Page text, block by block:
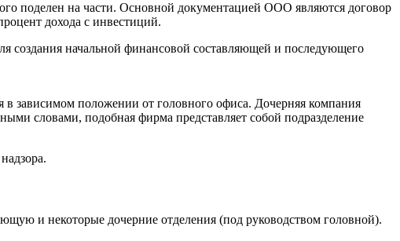
поделен на части. Основной документацией ООО являются договор
дохода с инвестиций.
создания начальной финансовой составляющей и последующего
в зависимом положении от головного офиса. Дочерняя компания
словами, подобная фирма представляет собой подразделение
и некоторые дочерние отделения (под руководством головной).